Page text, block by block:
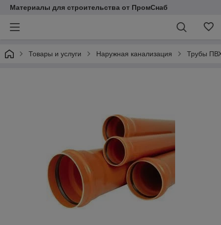
Материалы для строительства от ПромСнаб
Товары и услуги Наружная канализация Трубы